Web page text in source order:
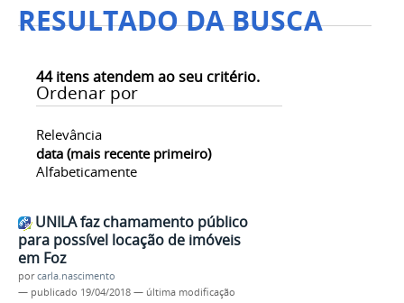
RESULTADO DA BUSCA
44itens atendem ao seu critério.
Ordenar por
Relevância
data (mais recente primeiro)
Alfabeticamente
UNILA faz chamamento público
para possível locação de imóveis
em Foz
porcarla.nascimento
— publicado 19/04/2018 — última modificação